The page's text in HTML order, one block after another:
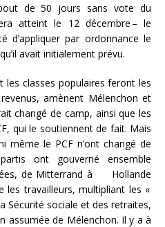
de 50 jours sans vote du
atteint le 12 décembre – le
d’appliquer par ordonnance le
avait initialement prévu.
classes populaires feront les
amènent Mélenchon et
changé de camp, ainsi que les
qui le soutiennent de fait. Mais
même le PCF n’ont changé de
ont gouverné ensemble
de Mitterrand à Hollande
les travailleurs, multipliant les «
Sécurité sociale et des retraites,
assumée de Mélenchon. Il y a à